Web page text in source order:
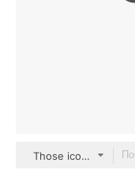
Those icons Lineal